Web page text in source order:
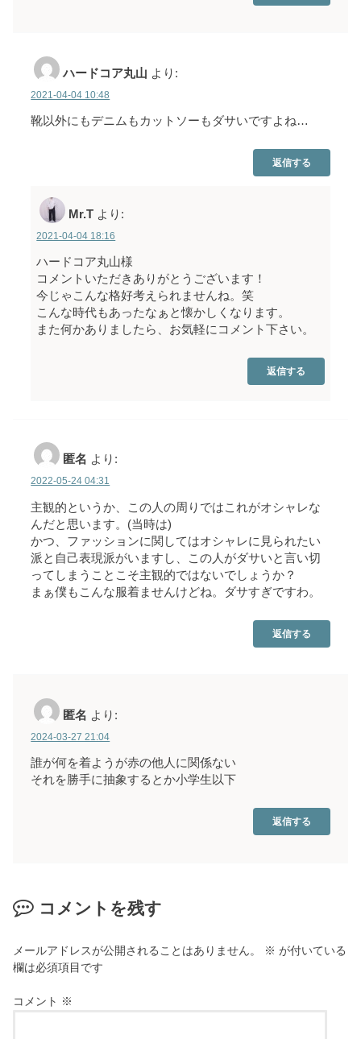
ハードコア丸山 より:
2021-04-04 10:48
靴以外にもデニムもカットソーもダサいですよね…
返信する
Mr.T より:
2021-04-04 18:16
ハードコア丸山様
コメントいただきありがとうございます！
今じゃこんな格好考えられませんね。笑
こんな時代もあったなぁと懐かしくなります。
また何かありましたら、お気軽にコメント下さい。
返信する
匿名 より:
2022-05-24 04:31
主観的というか、この人の周りではこれがオシャレな
んだと思います。(当時は)
かつ、ファッションに関してはオシャレに見られたい
派と自己表現派がいますし、この人がダサいと言い切
ってしまうことこそ主観的ではないでしょうか？
まぁ僕もこんな服着ませんけどね。ダサすぎですわ。
返信する
匿名 より:
2024-03-27 21:04
誰が何を着ようが赤の他人に関係ない
それを勝手に抽象するとか小学生以下
返信する
コメントを残す
メールアドレスが公開されることはありません。 ※ が付いている
欄は必須項目です
コメント ※